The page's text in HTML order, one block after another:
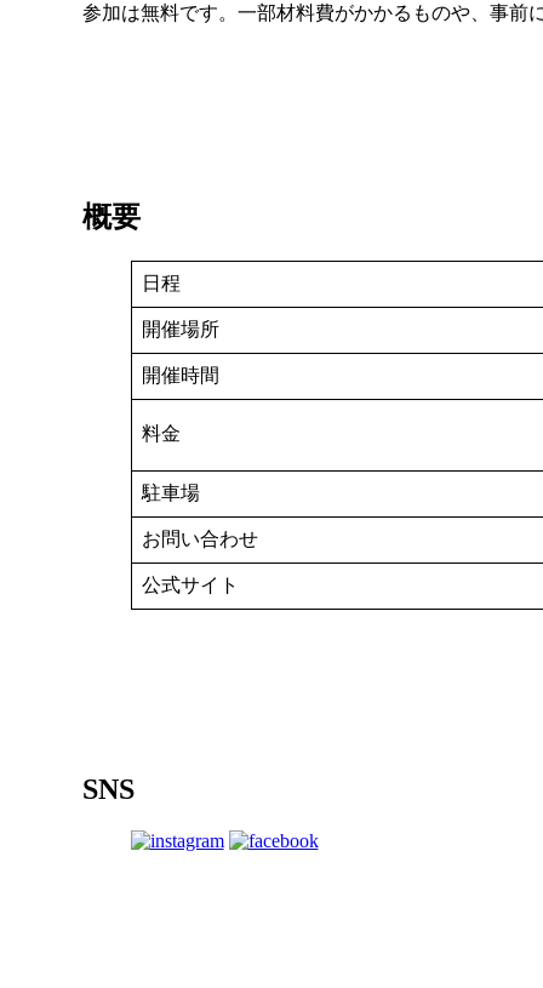
参加は無料です。一部材料費がかかるものや、事前
概要
日程
開催場所
開催時間
料金
駐車場
お問い合わせ
公式サイト
SNS